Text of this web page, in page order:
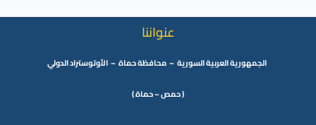
عنواننا
الجمهورية العربية السورية – محافظة حماة – الأوتوستراد الدولي
( حمص – حماة )